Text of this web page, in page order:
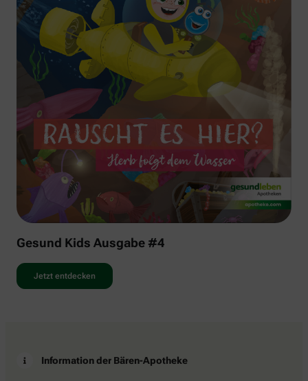
Gesund Kids Ausgabe #4
Jetzt entdecken
Information der Bären-Apotheke